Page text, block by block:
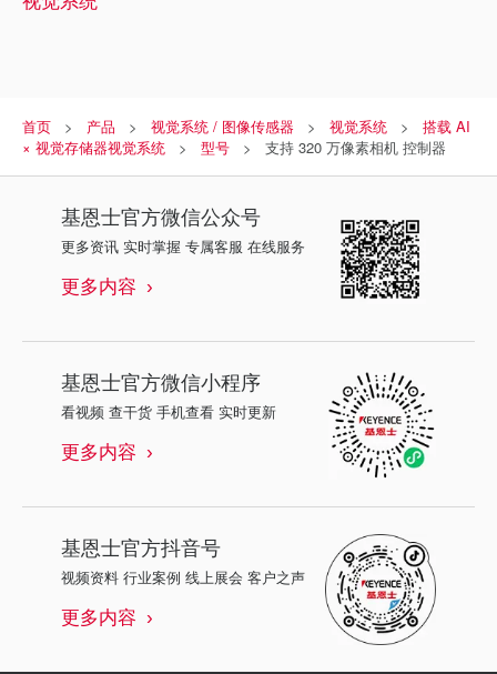
首页 产品 视觉系统 / 图像传感器 视觉系统
搭载 AI
× 视觉存储器视觉系统
型号 支持 320 万像素相机 控制器
基恩士官方微信公众号
更多资讯 实时掌握 专属客服 在线服务
更多内容
基恩士官方微信小程序
看视频 查干货 手机查看 实时更新
更多内容
基恩士官方抖音号
视频资料 行业案例 线上展会 客户之声
更多内容